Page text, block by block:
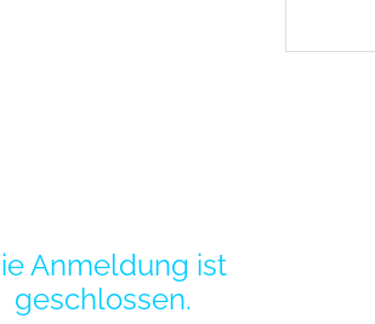
Anmeldung ist
geschlossen.